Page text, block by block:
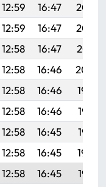
12:59 16:47
20:03
12:59 16:47
20:02
12:58 16:47
20:01
12:58 16:46
20:00
12:58 16:46
19:59
12:58 16:46
19:58
12:58 16:45
19:57
12:58 16:45
19:56
12:58 16:45
19:55